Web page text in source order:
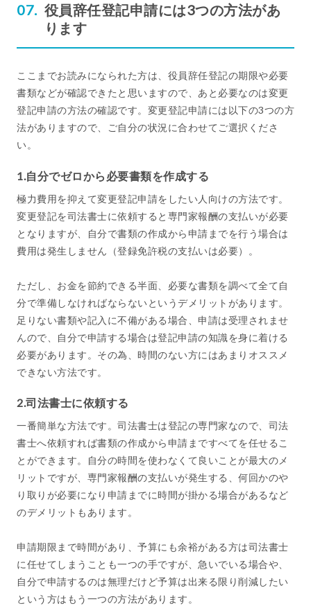
役員辞任登記申請には3つの方法があ
ります
ここまでお読みになられた方は、役員辞任登記の期限や必要
書類などが確認できたと思いますので、あと必要なのは変更
登記申請の方法の確認です。変更登記申請には以下の3つの方
法がありますので、ご自分の状況に合わせてご選択くださ
い。
1.自分でゼロから必要書類を作成する
極力費用を抑えて変更登記申請をしたい人向けの方法です。
変更登記を司法書士に依頼すると専門家報酬の支払いが必要
となりますが、自分で書類の作成から申請までを行う場合は
費用は発生しません（登録免許税の支払いは必要）。
ただし、お金を節約できる半面、必要な書類を調べて全て自
分で準備しなければならないというデメリットがあります。
足りない書類や記入に不備がある場合、申請は受理されませ
んので、自分で申請する場合は登記申請の知識を身に着ける
必要があります。その為、時間のない方にはあまりオススメ
できない方法です。
2.司法書士に依頼する
一番簡単な方法です。司法書士は登記の専門家なので、司法
書士へ依頼すれば書類の作成から申請まですべてを任せるこ
とができます。自分の時間を使わなくて良いことが最大のメ
リットですが、専門家報酬の支払いが発生する、何回かのや
り取りが必要になり申請までに時間が掛かる場合があるなど
のデメリットもあります。
申請期限まで時間があり、予算にも余裕がある方は司法書士
に任せてしまうことも一つの手ですが、急いでいる場合や、
自分で申請するのは無理だけど予算は出来る限り削減したい
という方はもう一つの方法があります。